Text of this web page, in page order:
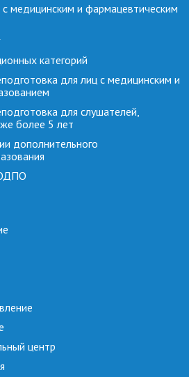
медицинским и фармацевтическим
категорий
для лиц с медицинским и
для слушателей,
более 5 лет
дополнительного
центр